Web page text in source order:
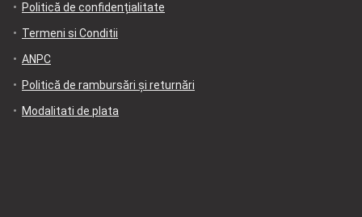
Politică de confidențialitate
Termeni si Conditii
ANPC
Politică de rambursări și returnări
Modalitati de plata